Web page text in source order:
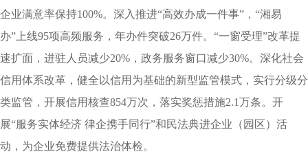
企业满意率保持100%。深入推进“高效办成一件事”，“湘易
办”上线95项高频服务，年办件突破26万件。“一窗受理”改革提
速扩面，进驻人员减少20%，政务服务窗口减少30%。深化社会
信用体系改革，健全以信用为基础的新型监管模式，实行分级分
类监管，开展信用核查854万次，落实奖惩措施2.1万条。开
展“服务实体经济 律企携手同行”和民法典进企业（园区）活
动，为企业免费提供法治体检。